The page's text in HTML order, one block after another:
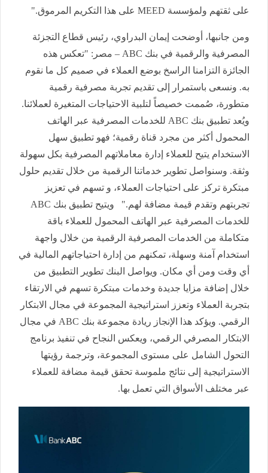
على ثقتهم ولمؤسسة MEED على هذا التكريم المرموق."
ومن جانبها، أوضحت إيمان البدراوي، رئيس قطاع التجزئة
المصرفية والرقمية في بنك ABC – مصر: "تعكس هذه
الجائزة التزامنا الراسخ بوضع العملاء في صميم كل ما نقوم
به. ونسعى باستمرار إلى تقديم تجربة مصرفية رقمية
متطورة، صُممت خصيصاً لتلبية الاحتياجات المتغيرة لعملائنا.
ويُعد تطبيق بنك ABC للخدمات المصرفية عبر الهاتف
المحمول أكثر من مجرد قناة رقمية؛ فهو تطبيق سهل
الاستخدام يتيح للعملاء إدارة معاملاتهم المصرفية بكل سهولة
وثقة. وسنواصل تطوير خدماتنا الرقمية من خلال تقديم حلول
مبتكرة تركز على احتياجات العملاء، و تسهم في تعزيز
تجربتهم وتقدم قيمة مضافة لهم." ويتيح تطبيق بنك ABC
للخدمات المصرفية عبر الهاتف المحمول للعملاء باقة
متكاملة من الخدمات المصرفية الرقمية من خلال واجهة
استخدام آمنة وسهلة، تمكنهم من إدارة احتياجاتهم المالية في
أي وقت ومن أي مكان. ويواصل البنك تطوير التطبيق من
خلال إضافة مزايا جديدة وخدمات مبتكرة تسهم في الارتقاء
بتجربة العملاء وتعزز استراتيجية المجموعة في مجال الابتكار
الرقمي. ويؤكد هذا الإنجاز ريادة مجموعة بنك ABC في مجال
الابتكار المصرفي الرقمي، ويعكس النجاح في تنفيذ برنامج
التحول الشامل على مستوى المجموعة، وترجمة رؤيتها
الاستراتيجية إلى نتائج ملموسة تحقق قيمة مضافة للعملاء
عبر مختلف الأسواق التي تعمل بها.